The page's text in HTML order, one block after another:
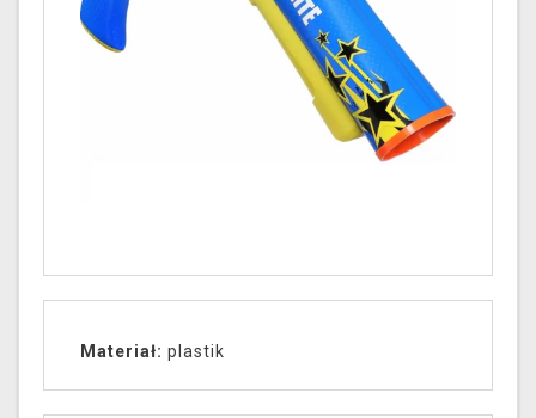
Materiał: plastik